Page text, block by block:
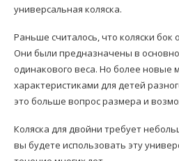
универсальная коляска.
Раньше считалось, что коляски бок
Они были предназначены в
одинакового веса. Но более новые
характеристиками для детей
это больше вопрос размера и
Коляска для двойни требует
вы будете использовать эту